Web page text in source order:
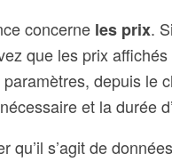
concerne les prix.
que les prix
depuis le
et la durée
qu’il s’agit de